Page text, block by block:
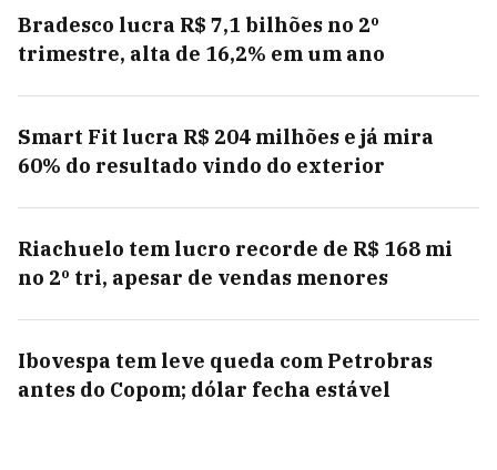
Bradesco lucra R$ 7,1 bilhões no 2º
trimestre, alta de 16,2% em um ano
Smart Fit lucra R$ 204 milhões e já mira
60% do resultado vindo do exterior
Riachuelo tem lucro recorde de R$ 168 mi
no 2º tri, apesar de vendas menores
Ibovespa tem leve queda com Petrobras
antes do Copom; dólar fecha estável